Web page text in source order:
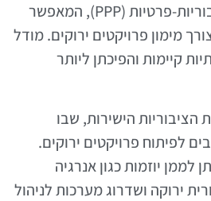
המודל של שותפויות ציבוריות-פרטיות (PPP), המאפשר
מימון פרויקטים ירוקים. מודל
קיימות והפיכתן ליותר
הישירות, שבו
לפיתוח פרויקטים ירוקים.
לממן יוזמות כגון אנרגיה
ירוקה ושדרוג מערכות לניהול